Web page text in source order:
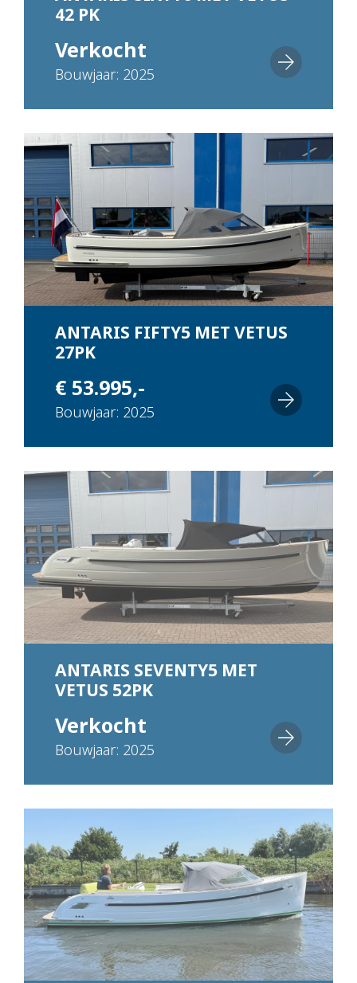
42 PK
Verkocht
Bouwjaar: 2025
ANTARIS FIFTY5 MET VETUS
27PK
€ 53.995,-
Bouwjaar: 2025
ANTARIS SEVENTY5 MET
VETUS 52PK
Verkocht
Bouwjaar: 2025